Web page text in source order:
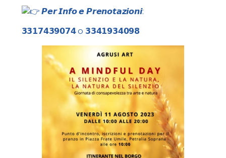
𝙋𝙚𝙧 𝙄𝙣𝙛𝙤 𝙚 𝙋𝙧𝙚𝙣𝙤𝙩𝙖𝙯𝙞𝙤𝙣𝙞:
𝟯𝟯𝟭𝟳𝟰𝟯𝟵𝟬𝟳𝟰 o 𝟯𝟯𝟰𝟭𝟵𝟯𝟰𝟬𝟵𝟴